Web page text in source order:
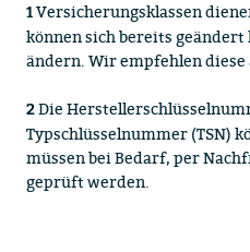
1Versicherungsklassen
können sich bereits
ändern. Wir empfehlen
2Die
Typschlüsselnummer (TSN)
müssen bei Bedarf, per
geprüft werden.